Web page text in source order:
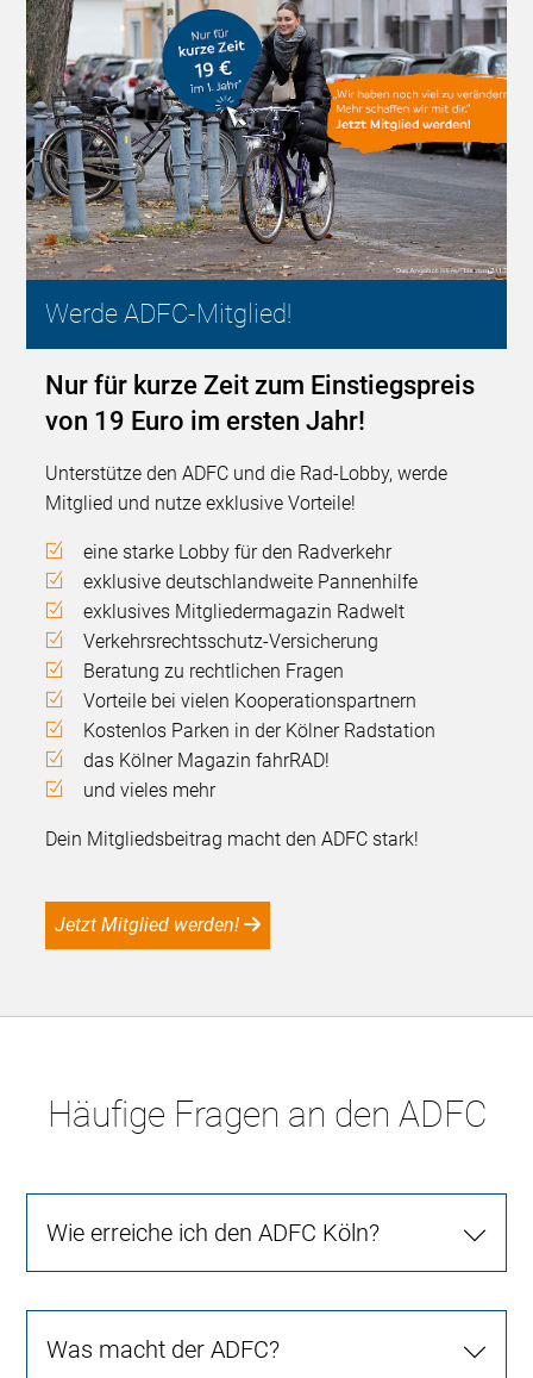
Werde ADFC-Mitglied!
Nur für kurze Zeit zum Einstiegspreis
von 19 Euro im ersten Jahr!
Unterstütze den ADFC und die Rad-Lobby, werde
Mitglied und nutze exklusive Vorteile!
eine starke Lobby für den Radverkehr
exklusive deutschlandweite Pannenhilfe
exklusives Mitgliedermagazin Radwelt
Verkehrsrechtsschutz-Versicherung
Beratung zu rechtlichen Fragen
Vorteile bei vielen Kooperationspartnern
Kostenlos Parken in der Kölner Radstation
das Kölner Magazin fahrRAD!
und vieles mehr
Dein Mitgliedsbeitrag macht den ADFC stark!
Jetzt Mitglied werden!
Häufige Fragen an den ADFC
Wie erreiche ich den ADFC Köln?
Was macht der ADFC?